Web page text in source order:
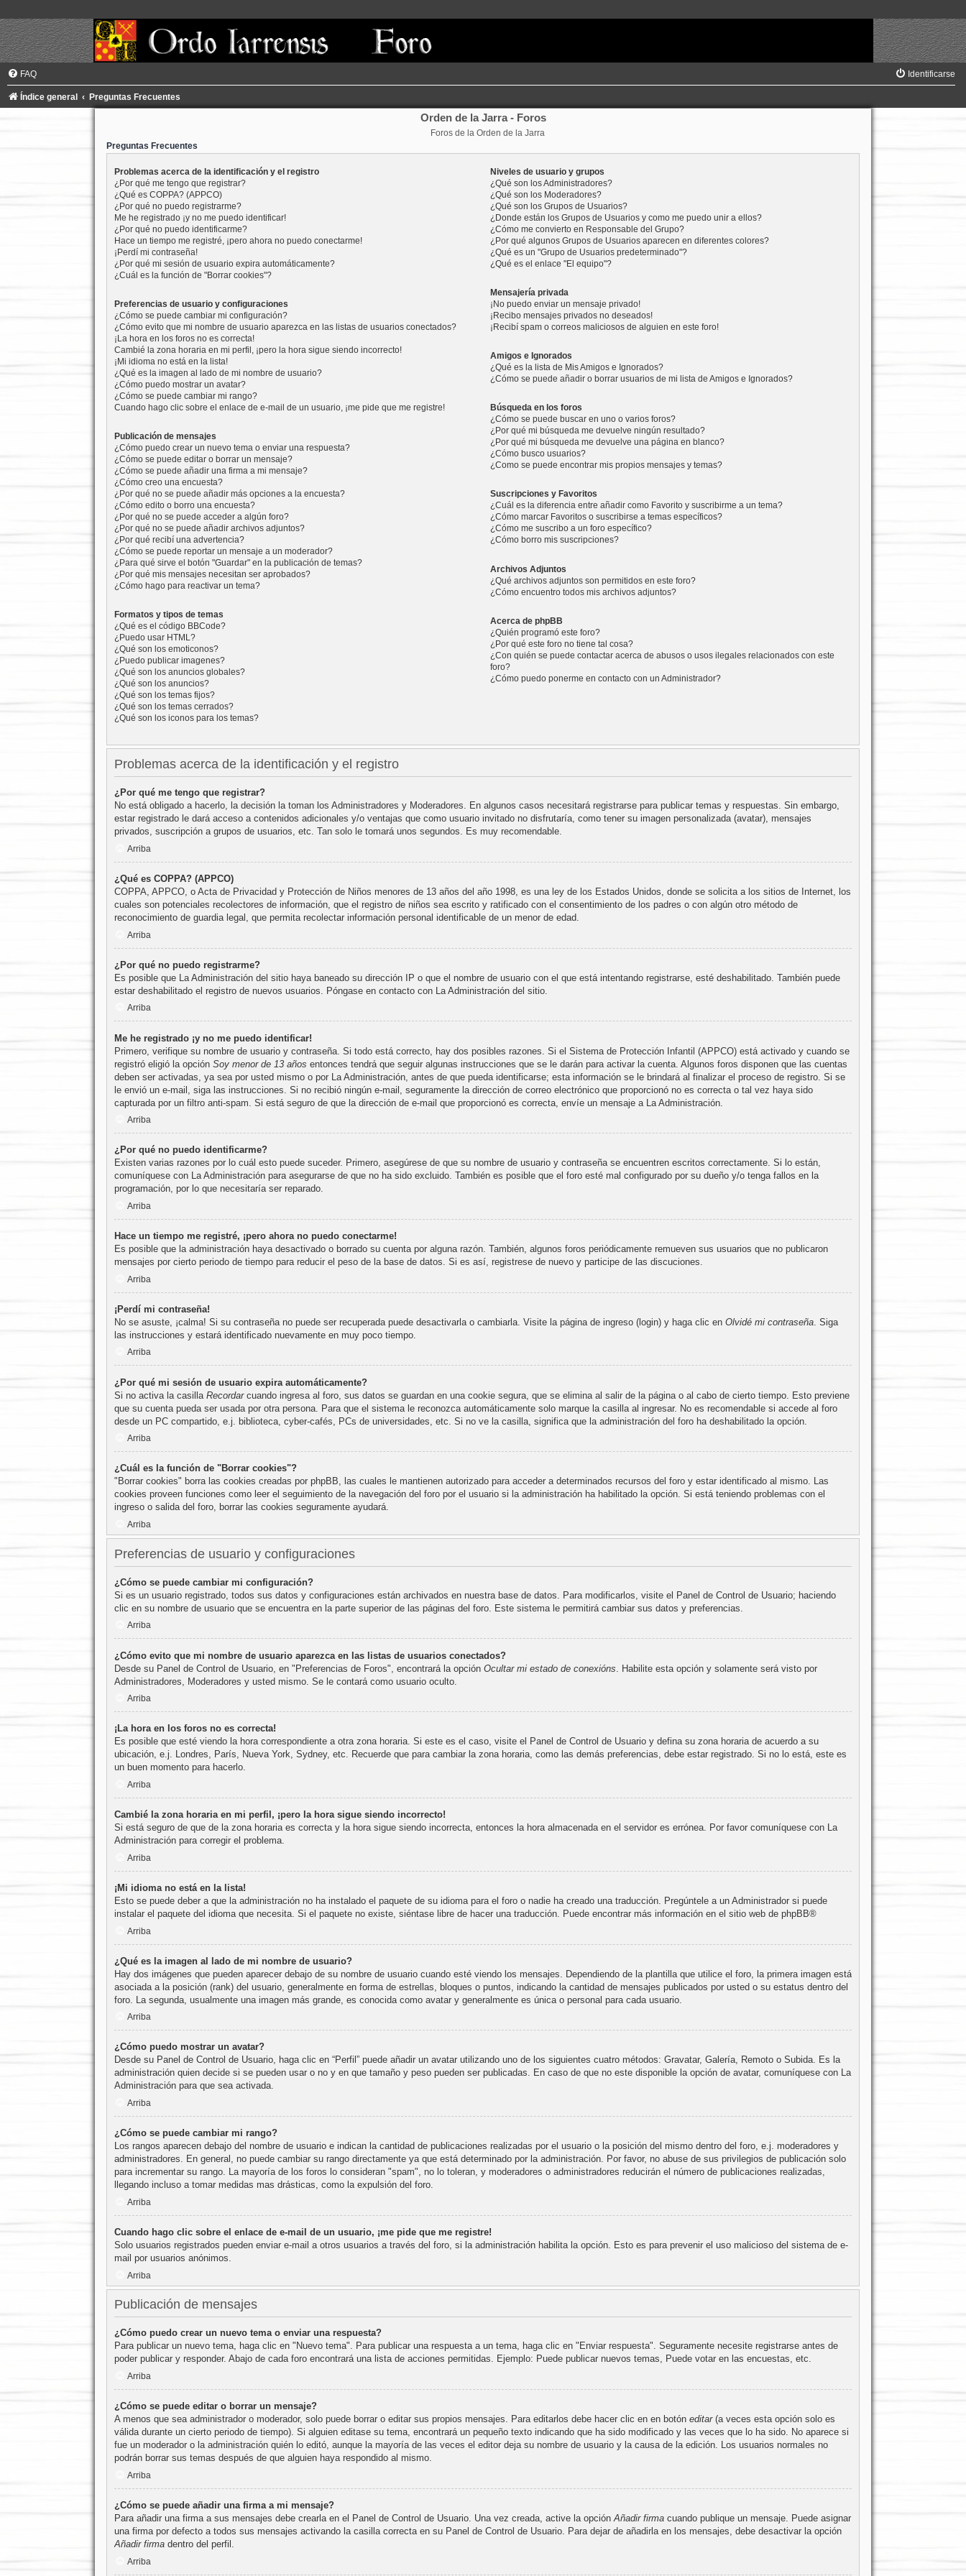
FAQ Identificarse
Índice general Preguntas Frecuentes
Orden de la Jarra - Foros
Foros de la Orden de la Jarra
Preguntas Frecuentes
Problemas acerca de la identificación y el registro
¿Por qué me tengo que registrar?
¿Qué es COPPA? (APPCO)
¿Por qué no puedo registrarme?
Me he registrado ¡y no me puedo identificar!
¿Por qué no puedo identificarme?
Hace un tiempo me registré, ¡pero ahora no puedo conectarme!
¡Perdí mi contraseña!
¿Por qué mi sesión de usuario expira automáticamente?
¿Cuál es la función de "Borrar cookies"?
Preferencias de usuario y configuraciones
¿Cómo se puede cambiar mi configuración?
¿Cómo evito que mi nombre de usuario aparezca en las listas de usuarios conectados?
¡La hora en los foros no es correcta!
Cambié la zona horaria en mi perfil, ¡pero la hora sigue siendo incorrecto!
¡Mi idioma no está en la lista!
¿Qué es la imagen al lado de mi nombre de usuario?
¿Cómo puedo mostrar un avatar?
¿Cómo se puede cambiar mi rango?
Cuando hago clic sobre el enlace de e-mail de un usuario, ¡me pide que me registre!
Publicación de mensajes
¿Cómo puedo crear un nuevo tema o enviar una respuesta?
¿Cómo se puede editar o borrar un mensaje?
¿Cómo se puede añadir una firma a mi mensaje?
¿Cómo creo una encuesta?
¿Por qué no se puede añadir más opciones a la encuesta?
¿Cómo edito o borro una encuesta?
¿Por qué no se puede acceder a algún foro?
¿Por qué no se puede añadir archivos adjuntos?
¿Por qué recibí una advertencia?
¿Cómo se puede reportar un mensaje a un moderador?
¿Para qué sirve el botón "Guardar" en la publicación de temas?
¿Por qué mis mensajes necesitan ser aprobados?
¿Cómo hago para reactivar un tema?
Formatos y tipos de temas
¿Qué es el código BBCode?
¿Puedo usar HTML?
¿Qué son los emoticonos?
¿Puedo publicar imagenes?
¿Qué son los anuncios globales?
¿Qué son los anuncios?
¿Qué son los temas fijos?
¿Qué son los temas cerrados?
¿Qué son los iconos para los temas?
Niveles de usuario y grupos
¿Qué son los Administradores?
¿Qué son los Moderadores?
¿Qué son los Grupos de Usuarios?
¿Donde están los Grupos de Usuarios y como me puedo unir a ellos?
¿Cómo me convierto en Responsable del Grupo?
¿Por qué algunos Grupos de Usuarios aparecen en diferentes colores?
¿Qué es un "Grupo de Usuarios predeterminado"?
¿Qué es el enlace "El equipo"?
Mensajería privada
¡No puedo enviar un mensaje privado!
¡Recibo mensajes privados no deseados!
¡Recibí spam o correos maliciosos de alguien en este foro!
Amigos e Ignorados
¿Qué es la lista de Mis Amigos e Ignorados?
¿Cómo se puede añadir o borrar usuarios de mi lista de Amigos e Ignorados?
Búsqueda en los foros
¿Cómo se puede buscar en uno o varios foros?
¿Por qué mi búsqueda me devuelve ningún resultado?
¿Por qué mi búsqueda me devuelve una página en blanco?
¿Cómo busco usuarios?
¿Como se puede encontrar mis propios mensajes y temas?
Suscripciones y Favoritos
¿Cuál es la diferencia entre añadir como Favorito y suscribirme a un tema?
¿Cómo marcar Favoritos o suscribirse a temas específicos?
¿Cómo me suscribo a un foro específico?
¿Cómo borro mis suscripciones?
Archivos Adjuntos
¿Qué archivos adjuntos son permitidos en este foro?
¿Cómo encuentro todos mis archivos adjuntos?
Acerca de phpBB
¿Quién programó este foro?
¿Por qué este foro no tiene tal cosa?
¿Con quién se puede contactar acerca de abusos o usos ilegales relacionados con este
foro?
¿Cómo puedo ponerme en contacto con un Administrador?
Problemas acerca de la identificación y el registro
¿Por qué me tengo que registrar?
No está obligado a hacerlo, la decisión la toman los Administradores y Moderadores. En algunos casos necesitará registrarse para publicar temas y respuestas. Sin embargo,
estar registrado le dará acceso a contenidos adicionales y/o ventajas que como usuario invitado no disfrutaría, como tener su imagen personalizada (avatar), mensajes
privados, suscripción a grupos de usuarios, etc. Tan solo le tomará unos segundos. Es muy recomendable.
Arriba
¿Qué es COPPA? (APPCO)
COPPA, APPCO, o Acta de Privacidad y Protección de Niños menores de 13 años del año 1998, es una ley de los Estados Unidos, donde se solicita a los sitios de Internet, los
cuales son potenciales recolectores de información, que el registro de niños sea escrito y ratificado con el consentimiento de los padres o con algún otro método de
reconocimiento de guardia legal, que permita recolectar información personal identificable de un menor de edad.
Arriba
¿Por qué no puedo registrarme?
Es posible que La Administración del sitio haya baneado su dirección IP o que el nombre de usuario con el que está intentando registrarse, esté deshabilitado. También puede
estar deshabilitado el registro de nuevos usuarios. Póngase en contacto con La Administración del sitio.
Arriba
Me he registrado ¡y no me puedo identificar!
Primero, verifique su nombre de usuario y contraseña. Si todo está correcto, hay dos posibles razones. Si el Sistema de Protección Infantil (APPCO) está activado y cuando se
registró eligió la opción Soy menor de 13 años entonces tendrá que seguir algunas instrucciones que se le darán para activar la cuenta. Algunos foros disponen que las cuentas
deben ser activadas, ya sea por usted mismo o por La Administración, antes de que pueda identificarse; esta información se le brindará al finalizar el proceso de registro. Si se
le envió un e-mail, siga las instrucciones. Si no recibió ningún e-mail, seguramente la dirección de correo electrónico que proporcionó no es correcta o tal vez haya sido
capturada por un filtro anti-spam. Si está seguro de que la dirección de e-mail que proporcionó es correcta, envíe un mensaje a La Administración.
Arriba
¿Por qué no puedo identificarme?
Existen varias razones por lo cuál esto puede suceder. Primero, asegúrese de que su nombre de usuario y contraseña se encuentren escritos correctamente. Si lo están,
comuníquese con La Administración para asegurarse de que no ha sido excluido. También es posible que el foro esté mal configurado por su dueño y/o tenga fallos en la
programación, por lo que necesitaría ser reparado.
Arriba
Hace un tiempo me registré, ¡pero ahora no puedo conectarme!
Es posible que la administración haya desactivado o borrado su cuenta por alguna razón. También, algunos foros periódicamente remueven sus usuarios que no publicaron
mensajes por cierto periodo de tiempo para reducir el peso de la base de datos. Si es así, registrese de nuevo y participe de las discuciones.
Arriba
¡Perdí mi contraseña!
No se asuste, ¡calma! Si su contraseña no puede ser recuperada puede desactivarla o cambiarla. Visite la página de ingreso (login) y haga clic en Olvidé mi contraseña. Siga
las instrucciones y estará identificado nuevamente en muy poco tiempo.
Arriba
¿Por qué mi sesión de usuario expira automáticamente?
Si no activa la casilla Recordarcuando ingresa al foro, sus datos se guardan en una cookie segura, que se elimina al salir de la página o al cabo de cierto tiempo. Esto previene
que su cuenta pueda ser usada por otra persona. Para que el sistema le reconozca automáticamente solo marque la casilla al ingresar. No es recomendable si accede al foro
desde un PC compartido, e.j. biblioteca, cyber-cafés, PCs de universidades, etc. Si no ve la casilla, significa que la administración del foro ha deshabilitado la opción.
Arriba
¿Cuál es la función de "Borrar cookies"?
"Borrar cookies" borra las cookies creadas por phpBB, las cuales le mantienen autorizado para acceder a determinados recursos del foro y estar identificado al mismo. Las
cookies proveen funciones como leer el seguimiento de la navegación del foro por el usuario si la administración ha habilitado la opción. Si está teniendo problemas con el
ingreso o salida del foro, borrar las cookies seguramente ayudará.
Arriba
Preferencias de usuario y configuraciones
¿Cómo se puede cambiar mi configuración?
Si es un usuario registrado, todos sus datos y configuraciones están archivados en nuestra base de datos. Para modificarlos, visite el Panel de Control de Usuario; haciendo
clic en su nombre de usuario que se encuentra en la parte superior de las páginas del foro. Este sistema le permitirá cambiar sus datos y preferencias.
Arriba
¿Cómo evito que mi nombre de usuario aparezca en las listas de usuarios conectados?
Desde su Panel de Control de Usuario, en "Preferencias de Foros", encontrará la opción Ocultar mi estado de conexións . Habilite esta opción y solamente será visto por
Administradores, Moderadores y usted mismo. Se le contará como usuario oculto.
Arriba
¡La hora en los foros no es correcta!
Es posible que esté viendo la hora correspondiente a otra zona horaria. Si este es el caso, visite el Panel de Control de Usuario y defina su zona horaria de acuerdo a su
ubicación, e.j. Londres, París, Nueva York, Sydney, etc. Recuerde que para cambiar la zona horaria, como las demás preferencias, debe estar registrado. Si no lo está, este es
un buen momento para hacerlo.
Arriba
Cambié la zona horaria en mi perfil, ¡pero la hora sigue siendo incorrecto!
Si está seguro de que de la zona horaria es correcta y la hora sigue siendo incorrecta, entonces la hora almacenada en el servidor es errónea. Por favor comuníquese con La
Administración para corregir el problema.
Arriba
¡Mi idioma no está en la lista!
Esto se puede deber a que la administración no ha instalado el paquete de su idioma para el foro o nadie ha creado una traducción. Pregúntele a un Administrador si puede
instalar el paquete del idioma que necesita. Si el paquete no existe, siéntase libre de hacer una traducción. Puede encontrar más información en el sitio web de phpBB®
Arriba
¿Qué es la imagen al lado de mi nombre de usuario?
Hay dos imágenes que pueden aparecer debajo de su nombre de usuario cuando esté viendo los mensajes. Dependiendo de la plantilla que utilice el foro, la primera imagen está
asociada a la posición (rank) del usuario, generalmente en forma de estrellas, bloques o puntos, indicando la cantidad de mensajes publicados por usted o su estatus dentro del
foro. La segunda, usualmente una imagen más grande, es conocida como avatar y generalmente es única o personal para cada usuario.
Arriba
¿Cómo puedo mostrar un avatar?
Desde su Panel de Control de Usuario, haga clic en “Perfil” puede añadir un avatar utilizando uno de los siguientes cuatro métodos: Gravatar, Galería, Remoto o Subida. Es la
administración quien decide si se pueden usar o no y en que tamaño y peso pueden ser publicadas. En caso de que no este disponible la opción de avatar, comuníquese con La
Administración para que sea activada.
Arriba
¿Cómo se puede cambiar mi rango?
Los rangos aparecen debajo del nombre de usuario e indican la cantidad de publicaciones realizadas por el usuario o la posición del mismo dentro del foro, e.j. moderadores y
administradores. En general, no puede cambiar su rango directamente ya que está determinado por la administración. Por favor, no abuse de sus privilegios de publicación solo
para incrementar su rango. La mayoría de los foros lo consideran "spam", no lo toleran, y moderadores o administradores reducirán el número de publicaciones realizadas,
llegando incluso a tomar medidas mas drásticas, como la expulsión del foro.
Arriba
Cuando hago clic sobre el enlace de e-mail de un usuario, ¡me pide que me registre!
Solo usuarios registrados pueden enviar e-mail a otros usuarios a través del foro, si la administración habilita la opción. Esto es para prevenir el uso malicioso del sistema de e-
mail por usuarios anónimos.
Arriba
Publicación de mensajes
¿Cómo puedo crear un nuevo tema o enviar una respuesta?
Para publicar un nuevo tema, haga clic en "Nuevo tema". Para publicar una respuesta a un tema, haga clic en "Enviar respuesta". Seguramente necesite registrarse antes de
poder publicar y responder. Abajo de cada foro encontrará una lista de acciones permitidas. Ejemplo: Puede publicar nuevos temas, Puede votar en las encuestas, etc.
Arriba
¿Cómo se puede editar o borrar un mensaje?
A menos que sea administrador o moderador, solo puede borrar o editar sus propios mensajes. Para editarlos debe hacer clic en en botón editar(a veces esta opción solo es
válida durante un cierto periodo de tiempo). Si alguien editase su tema, encontrará un pequeño texto indicando que ha sido modificado y las veces que lo ha sido. No aparece si
fue un moderador o la administración quién lo editó, aunque la mayoría de las veces el editor deja su nombre de usuario y la causa de la edición. Los usuarios normales no
podrán borrar sus temas después de que alguien haya respondido al mismo.
Arriba
¿Cómo se puede añadir una firma a mi mensaje?
Para añadir una firma a sus mensajes debe crearla en el Panel de Control de Usuario. Una vez creada, active la opción Añadir firmacuando publique un mensaje. Puede asignar
una firma por defecto a todos sus mensajes activando la casilla correcta en su Panel de Control de Usuario. Para dejar de añadirla en los mensajes, debe desactivar la opción
Añadir firmadentro del perfil.
Arriba